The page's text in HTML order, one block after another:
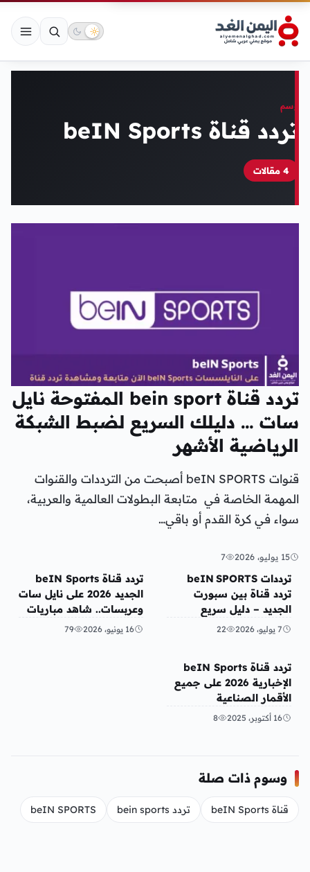
وسم
تردد قناة beIN Sports
4 مقالات
تردد قناة bein sport المفتوحة نايل
سات … دليلك السريع لضبط الشبكة
الرياضية الأشهر
قنوات beIN SPORTS أصبحت من الترددات والقنوات
المهمة الخاصة في متابعة البطولات العالمية والعربية،
سواء في كرة القدم أو باقي…
15 يوليو، 2026 7
ترددات beIN SPORTS
تردد قناة بين سبورت
الجديد – دليل سريع
للمشتركين في الشرق
7 يوليو، 2026 22
منوعات
تردد قناة beIN Sports
الجديد 2026 على نايل سات
وعربسات.. شاهد مباريات
اليوم بجودة HD
16 يونيو، 2026 79
تريندات
تردد قناة beIN Sports
الإخبارية 2026 على جميع
الأقمار الصناعية
16 أكتوبر، 2025 8
وسوم ذات صلة
قناة beIN Sports تردد bein sports beIN SPORTS